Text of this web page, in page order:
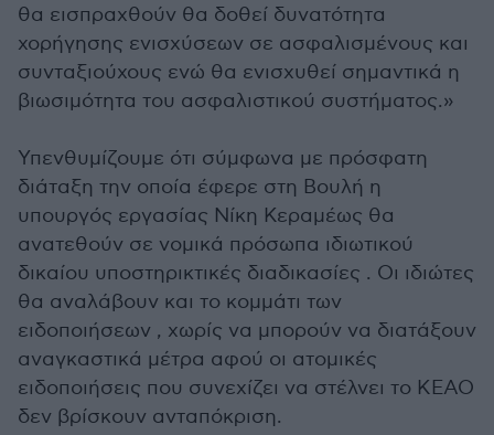
θα εισπραχθούν θα δοθεί δυνατότητα
χορήγησης ενισχύσεων σε ασφαλισμένους και
συνταξιούχους ενώ θα ενισχυθεί σημαντικά η
βιωσιμότητα του ασφαλιστικού συστήματος.»
Υπενθυμίζουμε ότι σύμφωνα με πρόσφατη
διάταξη την οποία έφερε στη Βουλή η
υπουργός εργασίας Νίκη Κεραμέως θα
ανατεθούν σε νομικά πρόσωπα ιδιωτικού
δικαίου υποστηρικτικές διαδικασίες . Οι ιδιώτες
θα αναλάβουν και το κομμάτι των
ειδοποιήσεων , χωρίς να μπορούν να διατάξουν
αναγκαστικά μέτρα αφού οι ατομικές
ειδοποιήσεις που συνεχίζει να στέλνει το ΚΕΑΟ
δεν βρίσκουν ανταπόκριση.